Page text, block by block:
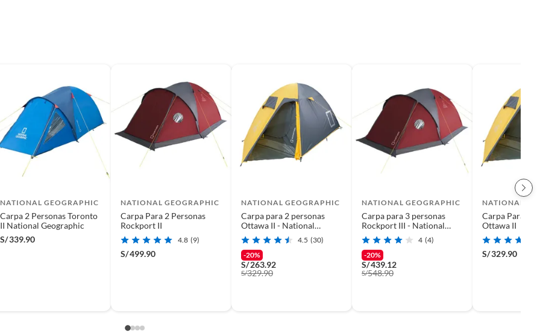
(sin rayas, piquetes, abolladuras, manchas,
NATIONAL GEOGRAPHIC
Carpa 2 Personas Toronto
II National Geographic
S/339.90
NATIONAL GEOGRAPHIC
Carpa Para 2 Personas
Rockport II
4.8 (9)
S/499.90
NATIONAL GEOGRAPHIC
Carpa para 2 personas
Ottawa II - National
Geographic
4.5 (30)
-20%
S/263.92
S/329.90
NATIONAL GEOGRAPHIC
Carpa para 3 personas
Rockport III - National
Geographic
4 (4)
-20%
S/439.12
S/548.90
NATIONAL
Carpa Para 2
Ottawa II
S/329.90